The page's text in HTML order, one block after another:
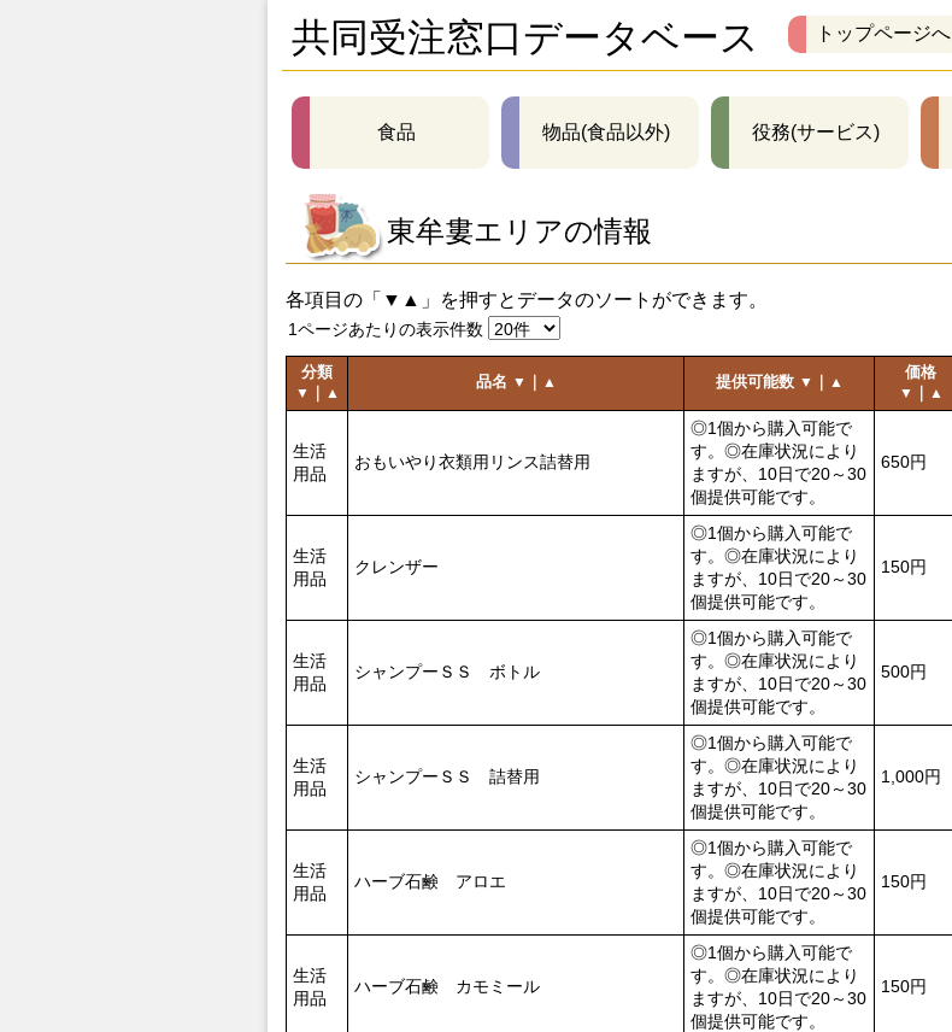
共同受注窓口データベース トップページへ
食品 物品(食品以外) 役務(サービス)
東牟婁エリアの情報
各項目の「▼▲」を押すとデータのソートができます。
1ページあたりの表示件数
分類
▼ ▲
品名 ▼ ▲ 提供可能数 ▼ ▲
価格
▼ ▲
生活
用品
おもいやり衣類用リンス詰替用
◎1個から購入可能で
す。◎在庫状況により
ますが、10日で20～30
個提供可能です。
650円
生活
用品
クレンザー
◎1個から購入可能で
す。◎在庫状況により
ますが、10日で20～30
個提供可能です。
150円
生活
用品
シャンプーＳＳ ボトル
◎1個から購入可能で
す。◎在庫状況により
ますが、10日で20～30
個提供可能です。
500円
生活
用品
シャンプーＳＳ 詰替用
◎1個から購入可能で
す。◎在庫状況により
ますが、10日で20～30
個提供可能です。
1,000円
生活
用品
ハーブ石鹸 アロエ
◎1個から購入可能で
す。◎在庫状況により
ますが、10日で20～30
個提供可能です。
150円
生活
用品
ハーブ石鹸 カモミール
◎1個から購入可能で
す。◎在庫状況により
ますが、10日で20～30
個提供可能です。
150円